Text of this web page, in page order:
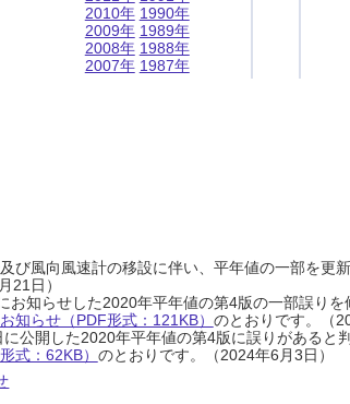
2010年
2009年
2008年
2007年
1990年
1989年
1988年
1987年
び風向風速計の移設に伴い、平年値の一部を更
21日）
お知らせした2020年平年値の第4版の一部誤り
知らせ（PDF形式：121KB） のとおりです。（
公開した2020年平年値の第4版に誤りがあると
式：62KB） のとおりです。（2024年6月3日）